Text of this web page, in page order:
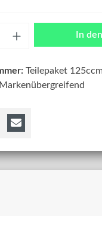
In
Teilepaket
Markenübergreifend